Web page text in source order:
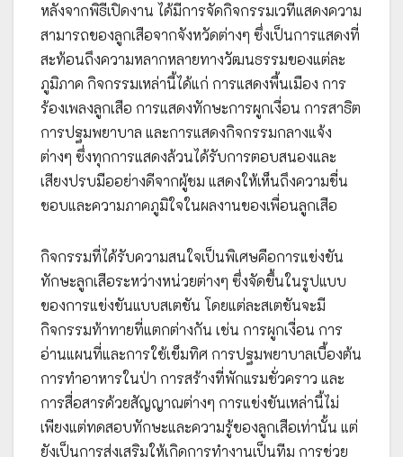
หลังจากพิธีเปิดงาน ได้มีการจัดกิจกรรมเวทีแสดงความ
สามารถของลูกเสือจากจังหวัดต่างๆ ซึ่งเป็นการแสดงที่
สะท้อนถึงความหลากหลายทางวัฒนธรรมของแต่ละ
ภูมิภาค กิจกรรมเหล่านี้ได้แก่ การแสดงพื้นเมือง การ
ร้องเพลงลูกเสือ การแสดงทักษะการผูกเงื่อน การสาธิต
การปฐมพยาบาล และการแสดงกิจกรรมกลางแจ้ง
ต่างๆ ซึ่งทุกการแสดงล้วนได้รับการตอบสนองและ
เสียงปรบมืออย่างดีจากผู้ชม แสดงให้เห็นถึงความชื่น
ชอบและความภาคภูมิใจในผลงานของเพื่อนลูกเสือ
กิจกรรมที่ได้รับความสนใจเป็นพิเศษคือการแข่งขัน
ทักษะลูกเสือระหว่างหน่วยต่างๆ ซึ่งจัดขึ้นในรูปแบบ
ของการแข่งขันแบบสเตชัน โดยแต่ละสเตชันจะมี
กิจกรรมท้าทายที่แตกต่างกัน เช่น การผูกเงื่อน การ
อ่านแผนที่และการใช้เข็มทิศ การปฐมพยาบาลเบื้องต้น
การทำอาหารในป่า การสร้างที่พักแรมชั่วคราว และ
การสื่อสารด้วยสัญญาณต่างๆ การแข่งขันเหล่านี้ไม่
เพียงแต่ทดสอบทักษะและความรู้ของลูกเสือเท่านั้น แต่
ยังเป็นการส่งเสริมให้เกิดการทำงานเป็นทีม การช่วย